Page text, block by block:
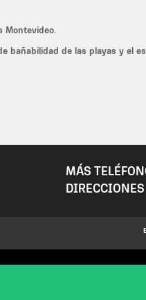
Montevideo.
bañabilidad de las playas y el
MÁS
DIRECCIONES